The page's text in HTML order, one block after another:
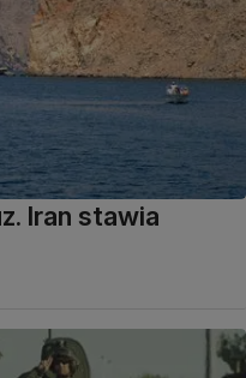
Iran stawia